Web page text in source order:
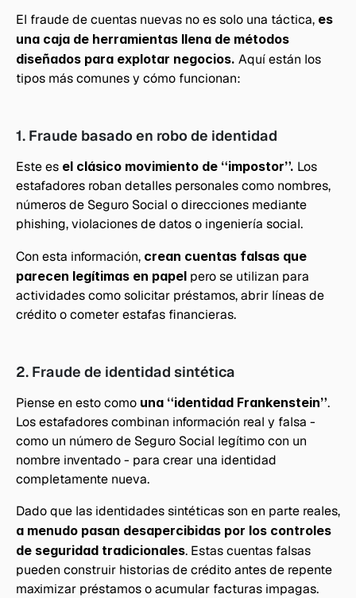
El fraude de cuentas nuevas no es solo una táctica, es
una caja de herramientas llena de métodos
diseñados para explotar negocios. Aquí están los
tipos más comunes y cómo funcionan:
1. Fraude basado en robo de identidad
Este es el clásico movimiento de “impostor”. Los
estafadores roban detalles personales como nombres,
números de Seguro Social o direcciones mediante
phishing, violaciones de datos o ingeniería social.
Con esta información, crean cuentas falsas que
parecen legítimas en papel pero se utilizan para
actividades como solicitar préstamos, abrir líneas de
crédito o cometer estafas financieras.
2. Fraude de identidad sintética
Piense en esto como una “identidad Frankenstein”.
Los estafadores combinan información real y falsa -
como un número de Seguro Social legítimo con un
nombre inventado - para crear una identidad
completamente nueva.
a menudo pasan desapercibidas por los controles
de seguridad tradicionales. Estas cuentas falsas
pueden construir historias de crédito antes de repente
maximizar préstamos o acumular facturas impagas.